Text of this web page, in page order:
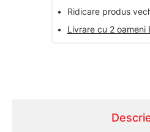
•
Ridicare produs
•
Livrare cu 2 oameni